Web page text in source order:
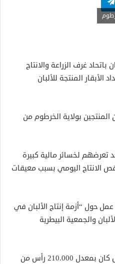
غرف الزراعة والانتاج
المنتجة للألبان
خروج 40 – 50% من المنتجين بولاية الخرطوم من
تعرضهم لخسائر مالية كبيرة
الانتاج اليومي بسبب معيقات
حول “أزمة إنتاج الألبان في
والجمعية البيطرية
وأشارت الدراسة إلى أن الانخفاض كان بمعدل 210.000 رأس من